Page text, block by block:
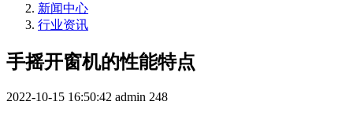
新闻中心
行业资讯
手摇开窗机的性能特点
2022-10-15 16:50:42 admin 248